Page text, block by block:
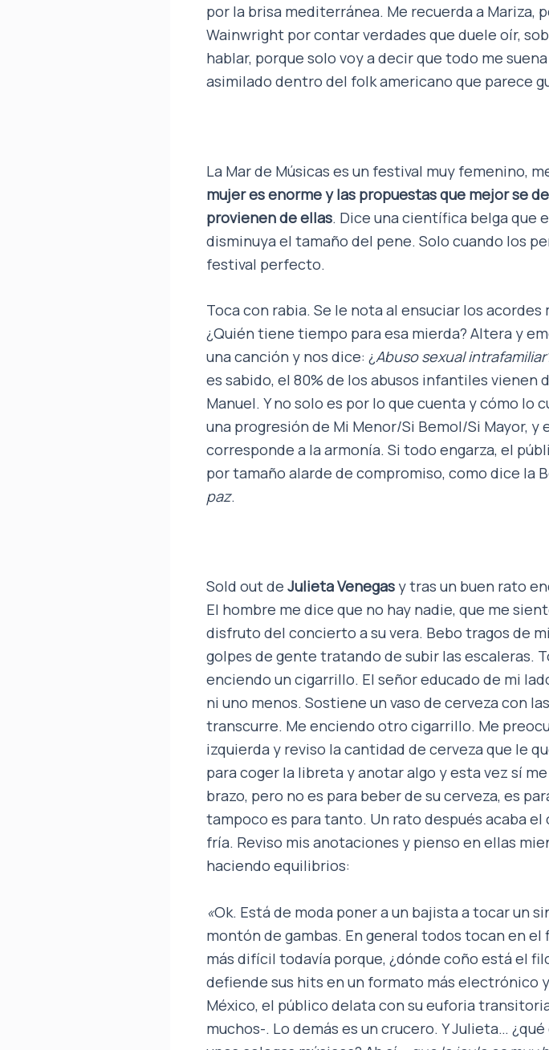
por la brisa mediterránea. Me recuerda a Mariza,
Wainwright por contar verdades que duele oír,
hablar, porque solo voy a decir que todo me suena
asimilado dentro del folk americano que parece
La Mar de Músicas es un festival muy femenino,
mujer es enorme y las propuestas que mejor se
provienen de ellas. Dice una científica belga que
disminuya el tamaño del pene. Solo cuando los
festival perfecto.
Toca con rabia. Se le nota al ensuciar los
¿Quién tiene tiempo para esa mierda? Altera y
una canción y nos dice: ¿Abuso sexual intrafamiliar?
es sabido, el 80% de los abusos infantiles
Manuel. Y no solo es por lo que cuenta y cómo lo
una progresión de Mi Menor/Si Bemol/Si Mayor, y
corresponde a la armonía. Si todo engarza, el
por tamaño alarde de compromiso, como dice la
paz.
Sold out de Julieta Venegas y tras un buen rato
El hombre me dice que no hay nadie, que me
disfruto del concierto a su vera. Bebo tragos de
golpes de gente tratando de subir las escaleras.
enciendo un cigarrillo. El señor educado de mi
ni uno menos. Sostiene un vaso de cerveza con
transcurre. Me enciendo otro cigarrillo. Me
izquierda y reviso la cantidad de cerveza que le
para coger la libreta y anotar algo y esta vez sí
brazo, pero no es para beber de su cerveza, es
tampoco es para tanto. Un rato después acaba
fría. Reviso mis anotaciones y pienso en ellas
haciendo equilibrios:
«Ok. Está de moda poner a un bajista a tocar un
montón de gambas. En general todos tocan en
más difícil todavía porque, ¿dónde coño está el
defiende sus hits en un formato más electrónico
México, el público delata con su euforia
muchos-. Lo demás es un crucero. Y Julieta…